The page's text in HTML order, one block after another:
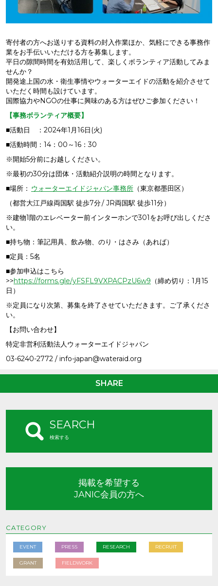
寄付者の方へお送りする資料の封入作業ほか、気軽にできる事務作
業をお手伝いいただける方を募集します。
平日の隙間時間を有効活用して、楽しくボランティア活動してみま
せんか？
開発途上国の水・衛生事情やウォーターエイドの活動を紹介させて
いただく時間も設けています。
国際協力やNGOの仕事に興味のある方はぜひご参加ください！
【事務ボランティア概要】
■活動日 ：2024年1月16日(火)
■活動時間：14：00～16：30
※開始5分前にお越しください。
※最初の30分は団体・活動紹介説明の時間となります。
■場所： ウォーターエイドジャパン事務所 （東京都墨田区）
（都営大江戸線両国駅 徒歩7分 / JR両国駅 徒歩11分）
※建物1階のエレベーター前インターホンで301をお呼び出しくださ
い。
■持ち物：筆記用具、飲み物、のり・はさみ（あれば）
■定員：5名
■参加申込はこちら
>>https://forms.gle/yFSFL9VXPACPzU6w9 （締め切り：1月15
日）
※定員になり次第、募集を終了させていただきます。ご了承くださ
い。
【お問い合わせ】
特定非営利活動法人ウォーターエイドジャパン
03-6240-2772 / info-japan@wateraid.org
SHARE
SEARCH
検索する
掲載を希望する
JANIC会員の方へ
CATEGORY
EVENT PRESS RESEARCH RECRUIT
GRANT FIELDWORK